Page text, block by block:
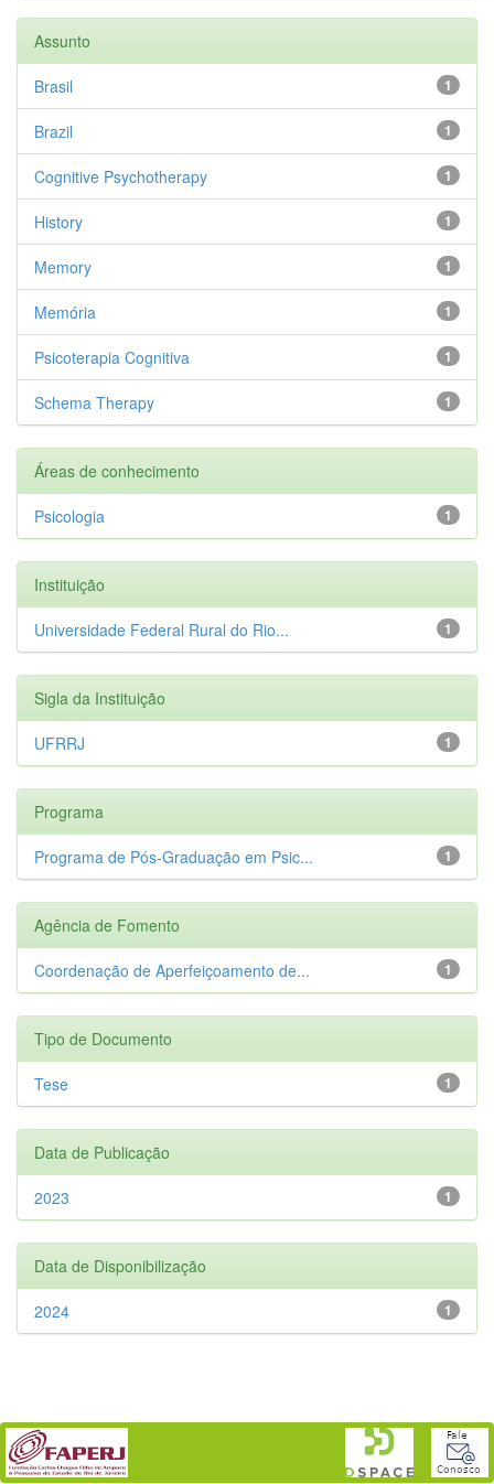
Assunto
1
Brasil
1
Brazil
1
Cognitive Psychotherapy
1
History
1
Memory
1
Memória
1
Psicoterapia Cognitiva
1
Schema Therapy
Áreas de conhecimento
1
Psicologia
Instituição
1
Universidade Federal Rural do Rio...
Sigla da Instituição
1
UFRRJ
Programa
1
Programa de Pós-Graduação em Psic...
Agência de Fomento
1
Coordenação de Aperfeiçoamento de...
Tipo de Documento
1
Tese
Data de Publicação
1
2023
Data de Disponibilização
1
2024